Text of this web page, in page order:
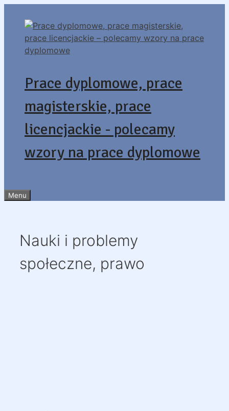
Prace dyplomowe, prace
magisterskie, prace
licencjackie - polecamy
wzory na prace dyplomowe
Menu
Nauki i problemy
społeczne, prawo